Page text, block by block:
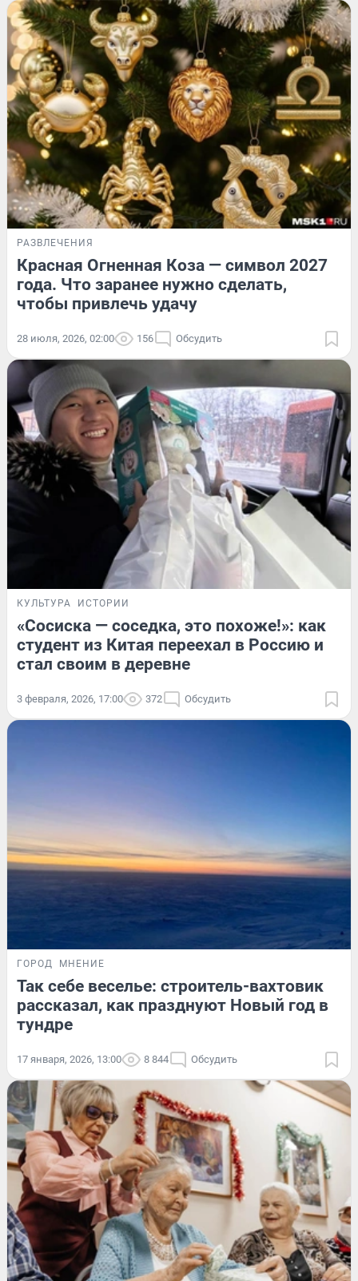
РАЗВЛЕЧЕНИЯ
Красная Огненная Коза — символ 2027
года. Что заранее нужно сделать,
чтобы привлечь удачу
28 июля, 2026, 02:00 156 Обсудить
КУЛЬТУРА ИСТОРИИ
«Сосиска — соседка, это похоже!»: как
студент из Китая переехал в Россию и
стал своим в деревне
3 февраля, 2026, 17:00 372 Обсудить
ГОРОД МНЕНИЕ
Так себе веселье: строитель-вахтовик
рассказал, как празднуют Новый год в
тундре
17 января, 2026, 13:00 8 844 Обсудить